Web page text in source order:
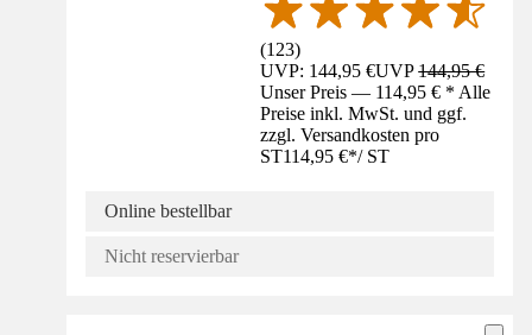
(123)
UVP: 144,95 €UVP144,95 €
Unser Preis — 114,95 € * Alle
Preise inkl. MwSt. und ggf.
zzgl. Versandkosten pro
ST114,95 €*/ ST
Online bestellbar
Nicht reservierbar